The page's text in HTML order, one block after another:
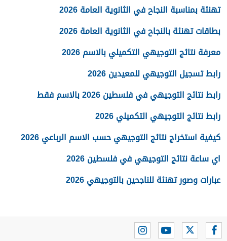
تهنئة بمناسبة النجاح في الثانوية العامة 2026
بطاقات تهنئة بالنجاح في الثانوية العامة 2026
معرفة نتائج التوجيهي التكميلي بالاسم 2026
رابط تسجيل التوجيهي للمعيدين 2026
رابط نتائج التوجيهي في فلسطين 2026 بالاسم فقط
رابط نتائج التوجيهي التكميلي 2026
كيفية استخراج نتائج التوجيهي حسب الاسم الرباعي 2026
اي ساعة نتائج التوجيهي في فلسطين 2026
عبارات وصور تهنئة للناجحين بالتوجيهي 2026